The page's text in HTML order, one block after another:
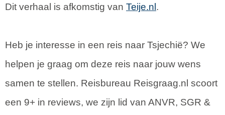
Dit verhaal is afkomstig van Teije.nl.
Heb je interesse in een reis naar Tsjechië? We
helpen je graag om deze reis naar jouw wens
samen te stellen. Reisbureau Reisgraag.nl scoort
een 9+ in reviews, we zijn lid van ANVR, SGR &